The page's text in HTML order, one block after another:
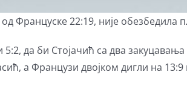
Француске 22:19, није
да би Стојачић са два
а Французи двојком дигли на